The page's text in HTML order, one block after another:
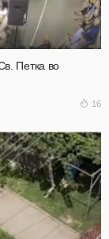
Петка во
16